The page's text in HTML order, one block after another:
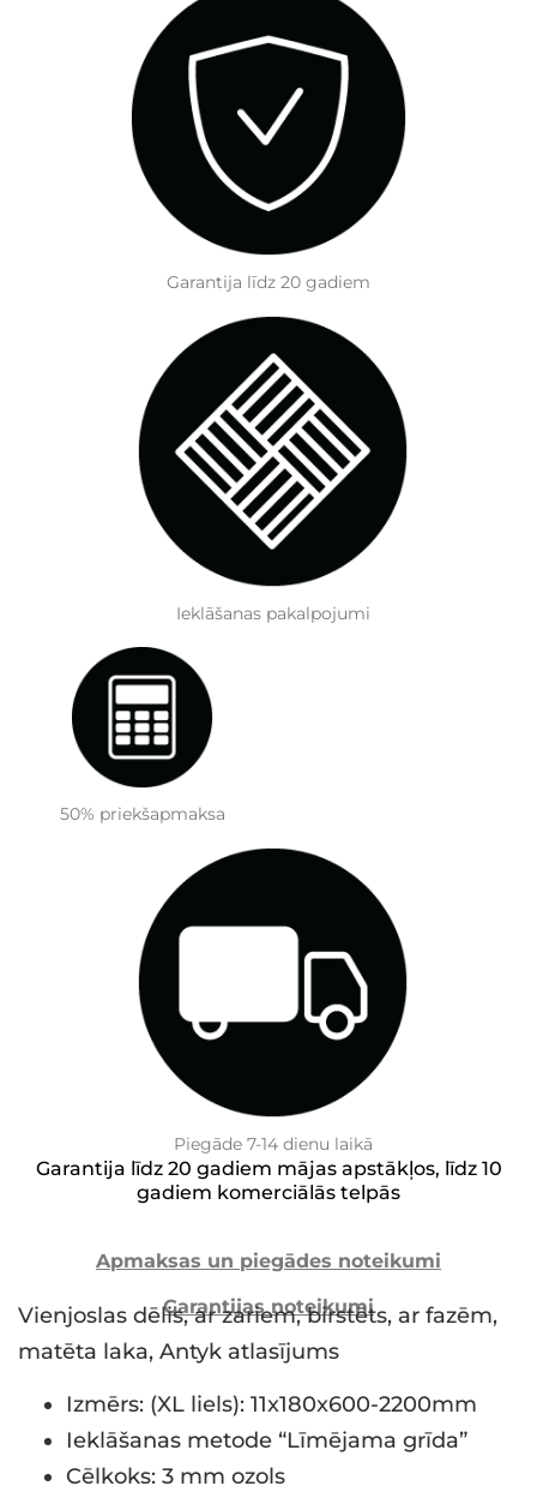
Garantija līdz 20 gadiem
Ieklāšanas pakalpojumi
50% priekšapmaksa
Piegāde 7-14 dienu laikā
Garantija līdz 20 gadiem mājas apstākļos, līdz 10
gadiem komerciālās telpās
Apmaksas un piegādes noteikumi
Garantijas noteikumi
Vienjoslas dēlis, ar zariem, birstēts, ar fazēm,
matēta laka, Antyk atlasījums
Izmērs: (XL liels): 11x180x600-2200mm
Ieklāšanas metode “Līmējama grīda”
Cēlkoks: 3 mm ozols